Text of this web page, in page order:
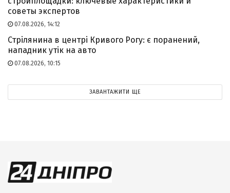
советы экспертов
07.08.2026, 14:12
Стрілянина в центрі Кривого Рогу: є поранений,
нападник утік на авто
07.08.2026, 10:15
ЗАВАНТАЖИТИ ЩЕ